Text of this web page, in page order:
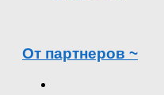
От партнеров ~